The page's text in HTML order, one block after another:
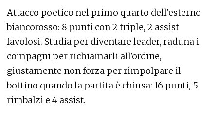
Attacco poetico nel primo quarto dell'esterno
biancorosso: 8 punti con 2 triple, 2 assist
favolosi. Studia per diventare leader, raduna i
compagni per richiamarli all'ordine,
giustamente non forza per rimpolpare il
bottino quando la partita è chiusa: 16 punti, 5
rimbalzi e 4 assist.